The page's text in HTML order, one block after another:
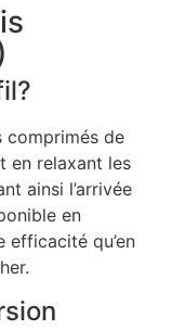
comprimés de
en relaxant les
ainsi l’arrivée
en
qu’en